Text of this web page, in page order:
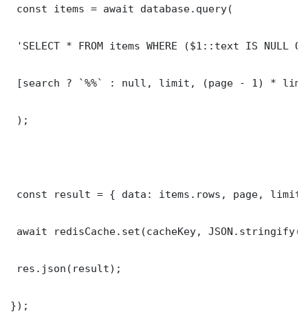
const items = await database.query(
'SELECT * FROM items WHERE ($1::text IS NULL
[search ? `%%` : null, limit, (page - 1) *
);
const result = { data: items.rows, page,
await redisCache.set(cacheKey,
res.json(result);
});